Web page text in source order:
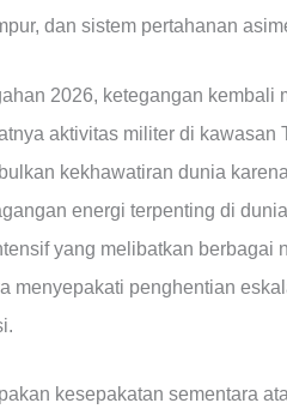
dan sistem pertahanan
2026, ketegangan kembali
aktivitas militer di kawasan
kekhawatiran dunia
energi terpenting di
yang melibatkan berbagai
menyepakati penghentian
kesepakatan sementara